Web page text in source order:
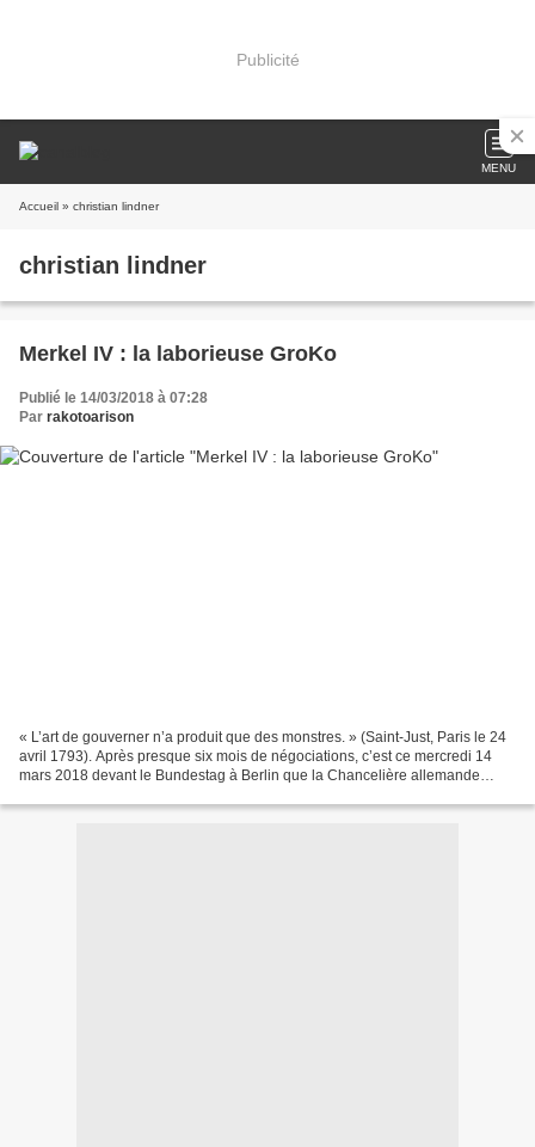
Publicité
MENU
Accueil » christian lindner
christian lindner
Merkel IV : la laborieuse GroKo
Publié le 14/03/2018 à 07:28
Par rakotoarison
« L’art de gouverner n’a produit que des monstres. » (Saint-Just, Paris le 24
avril 1793). Après presque six mois de négociations, c’est ce mercredi 14
mars 2018 devant le Bundestag à Berlin que la Chancelière allemande